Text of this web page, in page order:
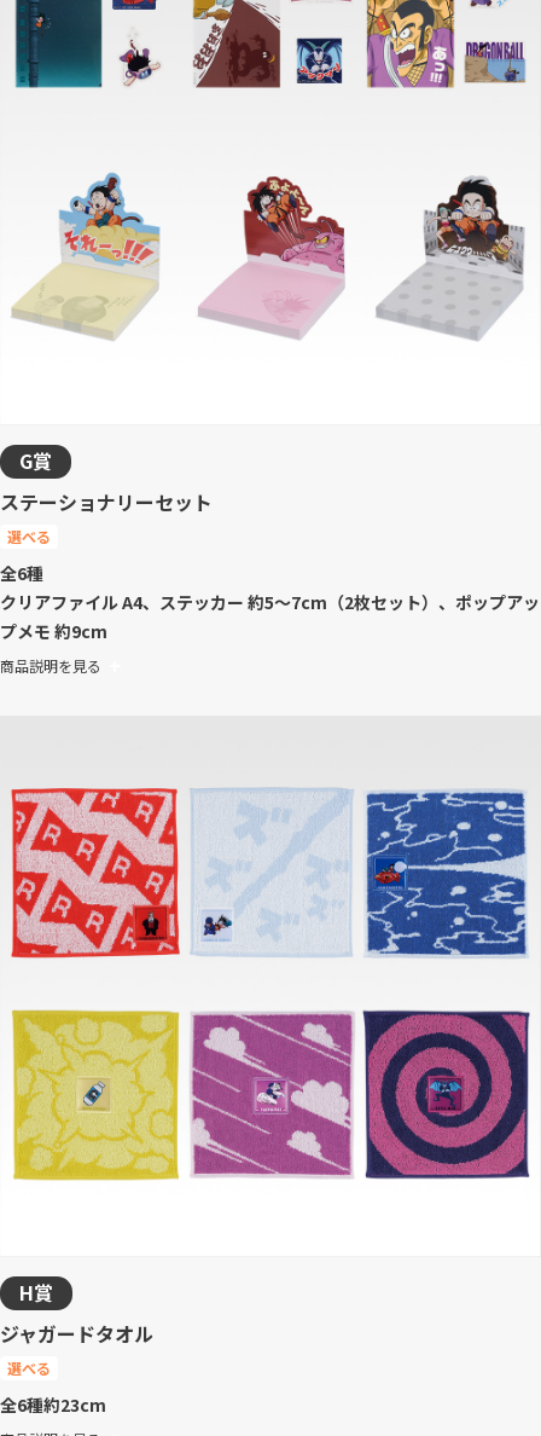
G賞
ステーショナリーセット
選べる
全6種
クリアファイル A4、ステッカー 約5～7cm（2枚セット）、ポップアッ
プメモ 約9cm
商品説明を見る
H賞
ジャガードタオル
選べる
全6種約23cm